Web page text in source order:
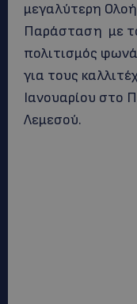
μεγαλύτερη
Παράσταση με
πολιτισμός
για τους
Ιανουαρίου στο
Λεμεσού.